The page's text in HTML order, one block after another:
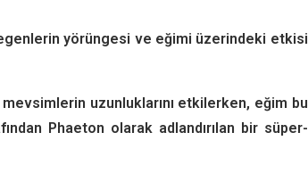
yörüngesi ve eğimi üzerindeki etkisi
uzunluklarını etkilerken, eğim bu
Phaeton olarak adlandırılan bir süper-